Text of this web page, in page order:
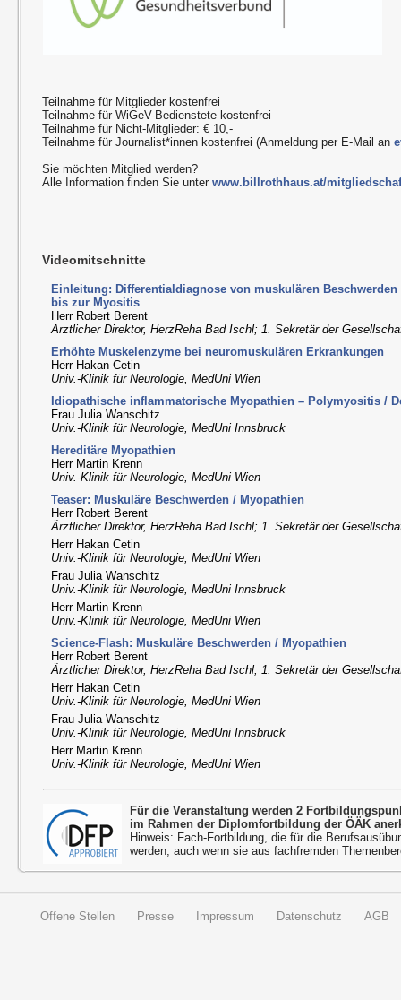
Teilnahme für Mitglieder kostenfrei
Teilnahme für WiGeV-Bedienstete kostenfrei
Teilnahme für Nicht-Mitglieder: € 10,-
Teilnahme für Journalist*innen kostenfrei (Anmeldung per E-Mail an
Sie möchten Mitglied werden?
Alle Information finden Sie unterwww.billrothhaus.at/
Videomitschnitte
Einleitung: Differentialdiagnose von muskulären
bis zur Myositis
Herr Robert Berent
Ärztlicher Direktor, HerzReha Bad Ischl; 1. Sekretär der
Erhöhte Muskelenzyme bei neuromuskulären Erkrankungen
Herr Hakan Cetin
Univ.-Klinik für Neurologie, MedUni Wien
Idiopathische inflammatorische Myopathien – Polymyositis /
Frau Julia Wanschitz
Univ.-Klinik für Neurologie, MedUni Innsbruck
Hereditäre Myopathien
Herr Martin Krenn
Univ.-Klinik für Neurologie, MedUni Wien
Teaser: Muskuläre Beschwerden / Myopathien
Herr Robert Berent
Ärztlicher Direktor, HerzReha Bad Ischl; 1. Sekretär der
Herr Hakan Cetin
Univ.-Klinik für Neurologie, MedUni Wien
Frau Julia Wanschitz
Univ.-Klinik für Neurologie, MedUni Innsbruck
Herr Martin Krenn
Univ.-Klinik für Neurologie, MedUni Wien
Science-Flash: Muskuläre Beschwerden / Myopathien
Herr Robert Berent
Ärztlicher Direktor, HerzReha Bad Ischl; 1. Sekretär der
Herr Hakan Cetin
Univ.-Klinik für Neurologie, MedUni Wien
Frau Julia Wanschitz
Univ.-Klinik für Neurologie, MedUni Innsbruck
Herr Martin Krenn
Univ.-Klinik für Neurologie, MedUni Wien
Für die Veranstaltung werden 2
im Rahmen der Diplomfortbildung der ÖÄK
Hinweis: Fach-Fortbildung, die für die
werden, auch wenn sie aus fachfremden
Offene Stellen Presse Impressum Datenschutz AGB